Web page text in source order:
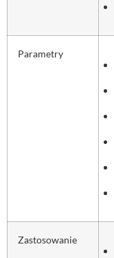
Parametry
Zastosowanie